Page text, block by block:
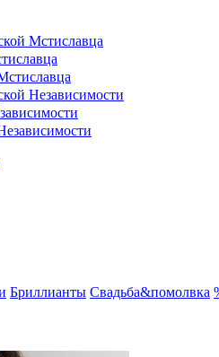
Мстиславца
Независимости
Бриллианты Свадьба&помолвка